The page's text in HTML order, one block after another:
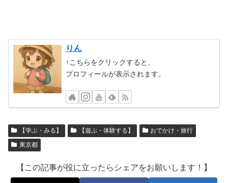
りん
↑こちらをクリックすると、
プロフィールが表示されます。
【学ぶ・みる】 【遊ぶ・体験する】
おでかけ・旅行
東京都
【この記事が役に立ったらシェアをお願いします！】